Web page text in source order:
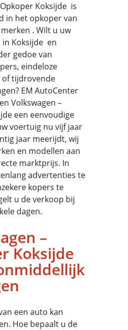
Koksijde is
in het opkoper van
. Wilt u uw
Koksijde en
gedoe van
eindeloze
of tijdrovende
EM AutoCenter
Volkswagen –
een eenvoudige
voertuig nu vijf jaar
jaar meerijdt, wij
en modellen aan
marktprijs. In
advertenties te
kopers te
u de verkoop bij
dagen.
–
Koksijde
een auto kan
Hoe bepaalt u de